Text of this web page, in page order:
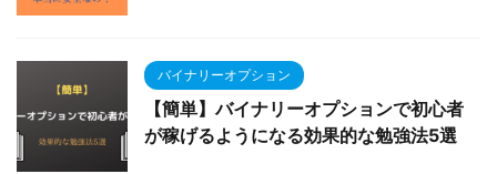
バイナリーオプション
【簡単】バイナリーオプションで初心者
が稼げるようになる効果的な勉強法5選